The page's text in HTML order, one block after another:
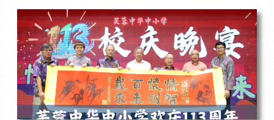
．
工
笔
雅
．
长
荣
丹
青
》
书
画
展
开
幕